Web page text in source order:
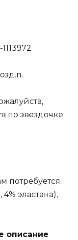
по звездочке.
потребуется:
эластана),
описание